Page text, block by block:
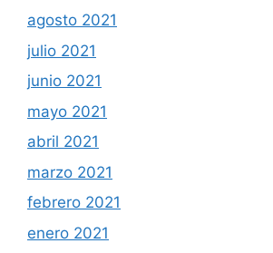
agosto 2021
julio 2021
junio 2021
mayo 2021
abril 2021
marzo 2021
febrero 2021
enero 2021